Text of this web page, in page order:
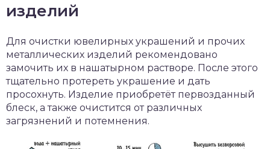
изделий
Для очистки ювелирных украшений и прочих
металлических изделий рекомендовано
замочить их в нашатырном растворе. После этого
тщательно протереть украшение и дать
просохнуть. Изделие приобретёт первозданный
блеск, а также очистится от различных
загрязнений и потемнения.